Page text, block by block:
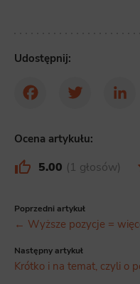
Udostępnij:
FacebookTwitter
Ocena artykułu:
5.00 1 głosów
Poprzedni artykuł
← Wyższe pozycje =
Następny artykuł
Krótko i na temat, czyli o